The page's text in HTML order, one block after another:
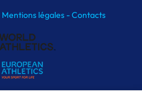
Mentions légales -Contacts